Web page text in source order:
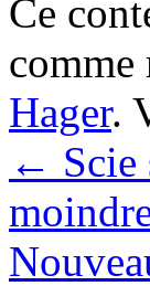
Ce
comme
Hager.
←